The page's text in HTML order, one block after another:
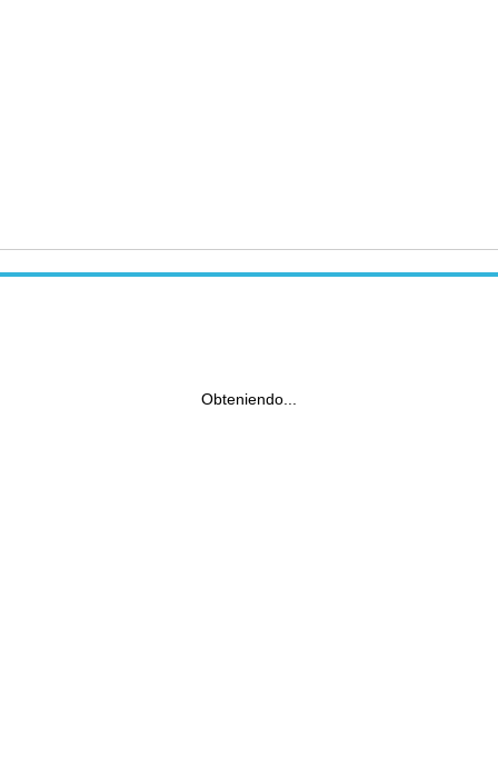
Obteniendo...